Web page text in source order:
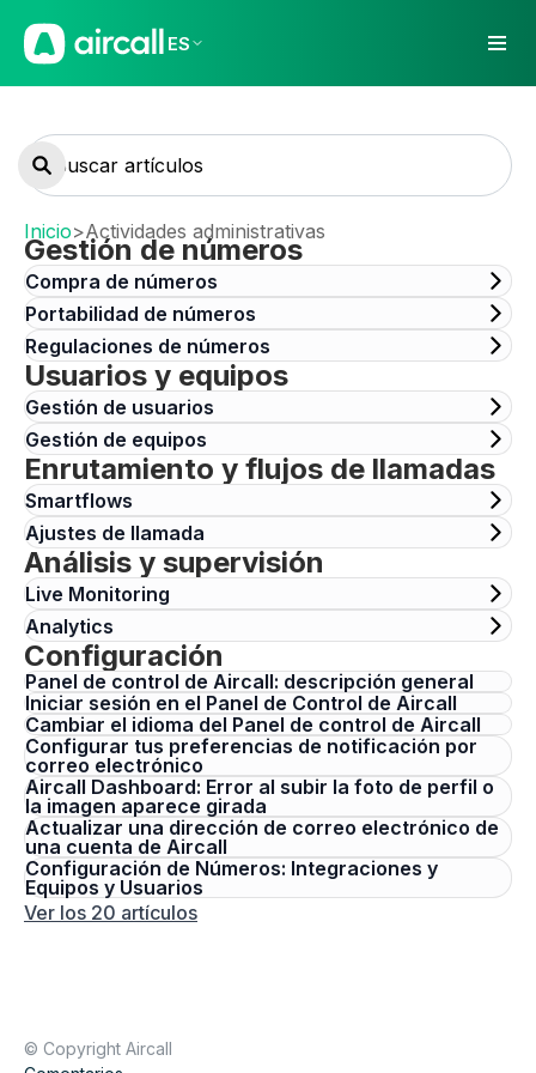
ES
Inicio>Actividades administrativas
Gestión de números
Compra de números
Portabilidad de números
Regulaciones de números
Usuarios y equipos
Gestión de usuarios
Gestión de equipos
Enrutamiento y flujos de llamadas
Smartflows
Ajustes de llamada
Análisis y supervisión
Live Monitoring
Analytics
Configuración
Panel de control de Aircall: descripción general
Iniciar sesión en el Panel de Control de Aircall
Cambiar el idioma del Panel de control de Aircall
Configurar tus preferencias de notificación por
correo electrónico
Aircall Dashboard: Error al subir la foto de perfil o
la imagen aparece girada
Actualizar una dirección de correo electrónico de
una cuenta de Aircall
Configuración de Números: Integraciones y
Equipos y Usuarios
Ver los 20 artículos
© Copyright Aircall